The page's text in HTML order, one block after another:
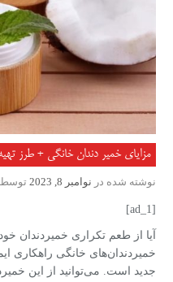
مزایای خمیر دندان خانگی + طرز تهیه ۴ نوع پرطرفدار
نوشته شده در نوامبر 8, 2023 توسط
[ad_1]
آیا از طعم تکراری خمیردندان
خمیردندان‌های خانگی راهکاری
جدید است. می‌توانید از این